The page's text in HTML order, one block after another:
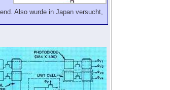
Also wurde in Japan versucht,